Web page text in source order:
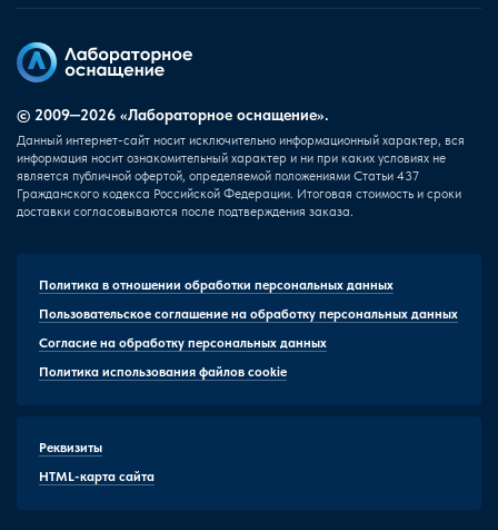
© 2009—2026 «Лабораторное оснащение».
Данный интернет-сайт носит исключительно информационный характер, вся
информация носит ознакомительный характер и ни при каких условиях не
является публичной офертой, определяемой положениями Статьи 437
Гражданского кодекса Российской Федерации. Итоговая стоимость и сроки
доставки согласовываются после подтверждения заказа.
Политика в отношении обработки персональных данных
Пользовательское соглашение на обработку персональных данных
Согласие на обработку персональных данных
Политика использования файлов cookie
Реквизиты
HTML-карта сайта